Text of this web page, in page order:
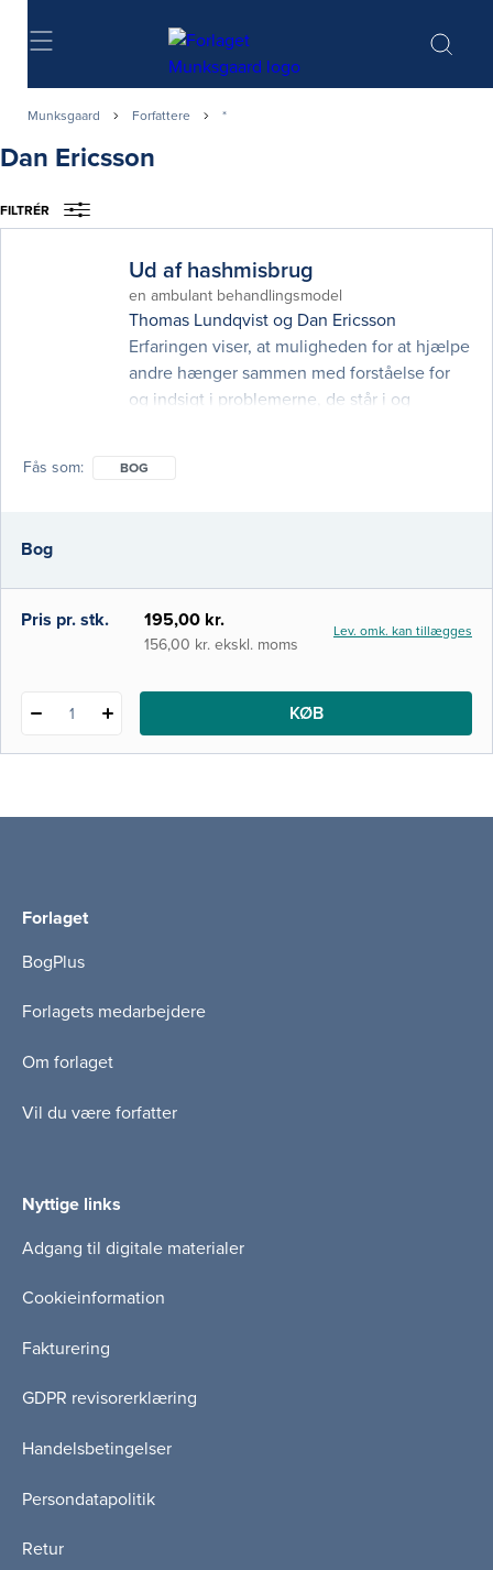
Søg
Munksgaard Forfattere *
Dan Ericsson
FILTRÉR
Ud af hashmisbrug
en ambulant behandlingsmodel
Thomas Lundqvist og Dan Ericsson
Erfaringen viser, at muligheden for at hjælpe
andre hænger sammen med forståelse for
og indsigt i problemerne, de står i og
hashmisbrug er derfor lavet som et konkret
for feltet, herunder hashmisbrug
Fås som BOG
Bog
Pris pr. stk. 195,00 kr.
156,00 kr. ekskl. moms
Lev. omk. kan tillægges
1 KØB
Forlaget
BogPlus
Forlagets medarbejdere
Om forlaget
Vil du være forfatter
Nyttige links
Adgang til digitale materialer
Cookieinformation
Fakturering
GDPR revisorerklæring
Handelsbetingelser
Persondatapolitik
Retur